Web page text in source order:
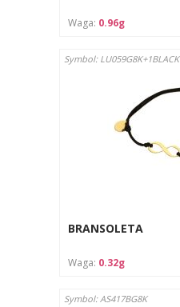
Waga: 0.96g
Symbol: LU059G8K+1BLACK
BRANSOLETA
Waga: 0.32g
Symbol: AS417BG8K